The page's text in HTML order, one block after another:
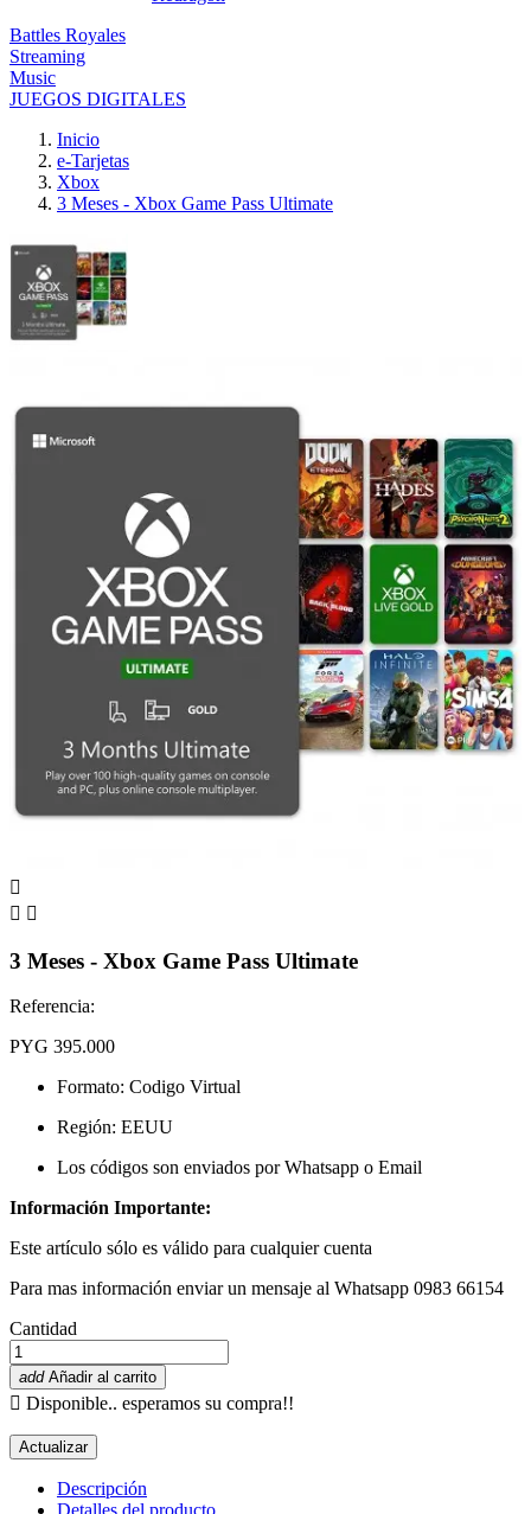
Battles Royales
Streaming
Music
JUEGOS DIGITALES
Inicio
e-Tarjetas
Xbox
3 Meses - Xbox Game Pass Ultimate

 
3 Meses - Xbox Game Pass Ultimate
Referencia:
PYG 395.000
Formato: Codigo Virtual
Región: EEUU
Los códigos son enviados por Whatsapp o Email
Información Importante:
Este artículo sólo es válido para cualquier cuenta
Para mas información enviar un mensaje al Whatsapp 0983 66154
Cantidad
add Añadir al carrito
 Disponible.. esperamos su compra!!
Descripción